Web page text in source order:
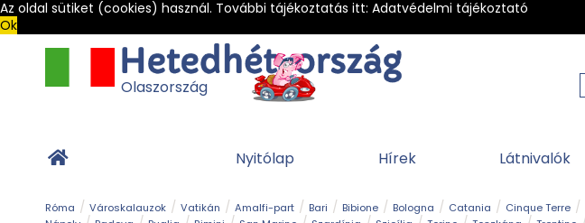
Az oldal sütiket (cookies) használ. További tájékoztatás itt: Adatvédelmi tájékoztató
Ok
Olaszország
Nyitólap Hírek Látnivalók
Róma Városkalauzok Vatikán Amalfi-part Bari Bibione Bologna Catania Cinque Terre